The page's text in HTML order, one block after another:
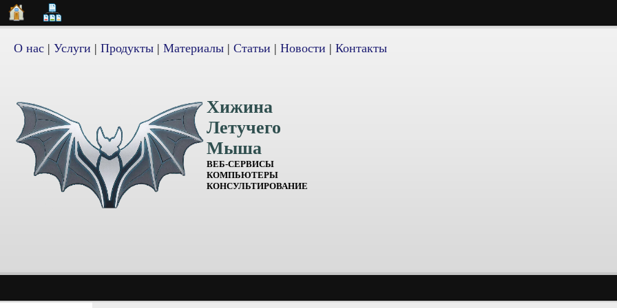
О нас | Услуги | Продукты | Материалы | Статьи | Новости | Контакты
Хижина
Летучего
Мыша
ВЕБ-СЕРВИСЫ
КОМПЬЮТЕРЫ
КОНСУЛЬТИРОВАНИЕ